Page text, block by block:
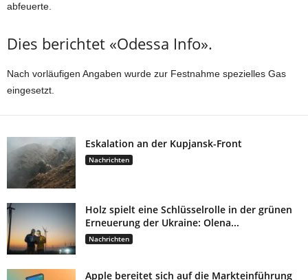
abfeuerte.
Dies berichtet «Odessa Info».
Nach vorläufigen Angaben wurde zur Festnahme spezielles Gas
eingesetzt.
Eskalation an der Kupjansk-Front
Nachrichten
Holz spielt eine Schlüsselrolle in der grünen
Erneuerung der Ukraine: Olena...
Nachrichten
Apple bereitet sich auf die Markteinführung